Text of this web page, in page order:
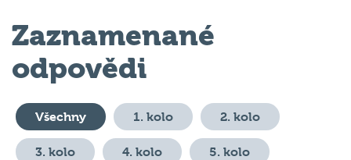
Zaznamenané
odpovědi
Všechny 1. kolo 2. kolo
3. kolo 4. kolo 5. kolo